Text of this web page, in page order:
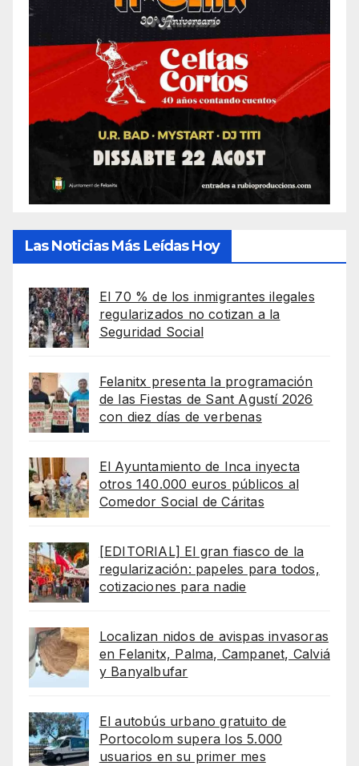
Las Noticias Más Leídas Hoy
El 70 % de los inmigrantes ilegales
regularizados no cotizan a la
Seguridad Social
Felanitx presenta la programación
de las Fiestas de Sant Agustí 2026
con diez días de verbenas
El Ayuntamiento de Inca inyecta
otros 140.000 euros públicos al
Comedor Social de Cáritas
[EDITORIAL] El gran fiasco de la
regularización: papeles para todos,
cotizaciones para nadie
Localizan nidos de avispas invasoras
en Felanitx, Palma, Campanet, Calviá
y Banyalbufar
El autobús urbano gratuito de
Portocolom supera los 5.000
usuarios en su primer mes